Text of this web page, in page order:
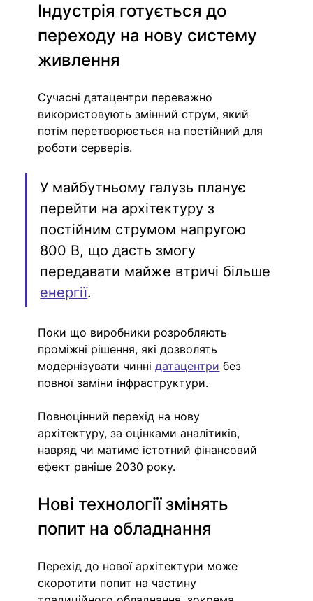
Індустрія готується до
переходу на нову систему
живлення
Сучасні датацентри переважно
використовують змінний струм, який
потім перетворюється на постійний для
роботи серверів.
У майбутньому галузь планує
перейти на архітектуру з
постійним струмом напругою
800 В, що дасть змогу
передавати майже втричі більше
енергії.
Поки що виробники розробляють
проміжні рішення, які дозволять
модернізувати чинні датацентри без
повної заміни інфраструктури.
Повноцінний перехід на нову
архітектуру, за оцінками аналітиків,
навряд чи матиме істотний фінансовий
ефект раніше 2030 року.
Нові технології змінять
попит на обладнання
Перехід до нової архітектури може
скоротити попит на частину